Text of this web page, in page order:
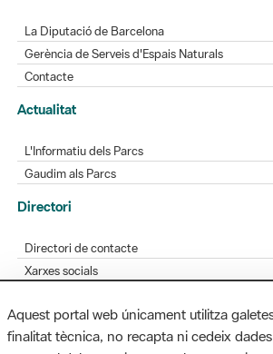
La Diputació de Barcelona
Gerència de Serveis d'Espais Naturals
Contacte
Actualitat
L'Informatiu dels Parcs
Gaudim als Parcs
Directori
Directori de contacte
Xarxes socials
Bústia de suggeriments
Opineu sobre els parcs
Aquest portal web únicament utilitza
finalitat tècnica, no recapta ni cedeix